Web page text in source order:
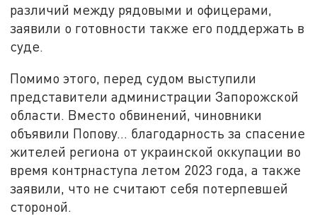
различий между рядовыми и офицерами,
заявили о готовности также его поддержать в
суде.
Помимо этого, перед судом выступили
представители администрации Запорожской
области. Вместо обвинений, чиновники
объявили Попову... благодарность за спасение
жителей региона от украинской оккупации во
время контрнаступа летом 2023 года, а также
заявили, что не считают себя потерпевшей
стороной.